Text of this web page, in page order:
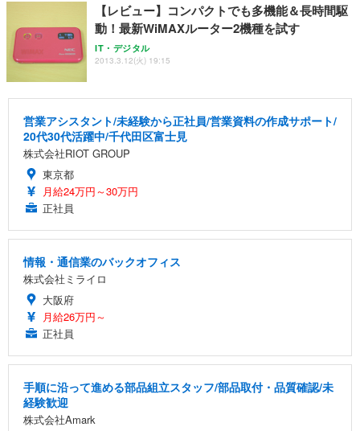
【レビュー】コンパクトでも多機能＆長時間駆
動！最新WiMAXルーター2機種を試す
IT・デジタル
2013.3.12(火) 19:15
営業アシスタント/未経験から正社員/営業資料の作成サポート/
20代30代活躍中/千代田区富士見
株式会社RIOT GROUP
東京都
月給24万円～30万円
正社員
情報・通信業のバックオフィス
株式会社ミライロ
大阪府
月給26万円～
正社員
手順に沿って進める部品組立スタッフ/部品取付・品質確認/未
経験歓迎
株式会社Amark